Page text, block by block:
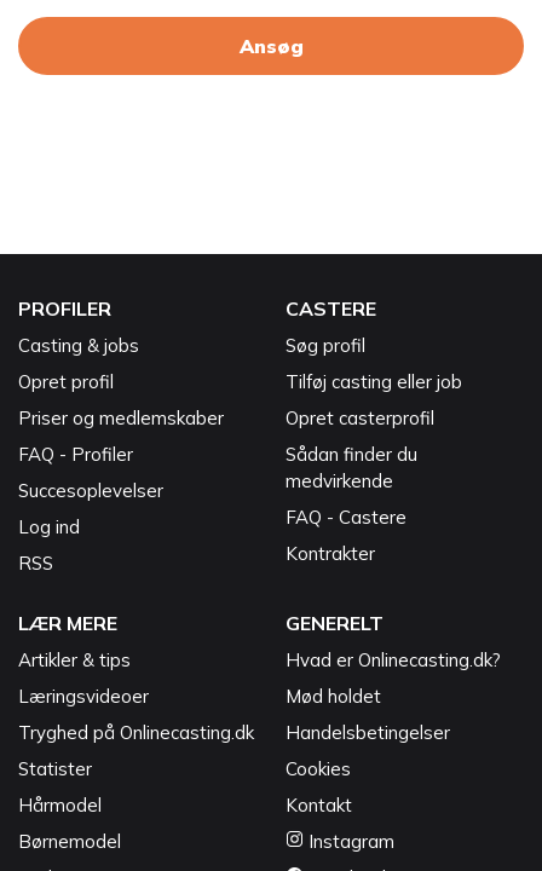
Ansøg
PROFILER
Casting & jobs
Opret profil
Priser og medlemskaber
FAQ - Profiler
Succesoplevelser
Log ind
RSS
CASTERE
Søg profil
Tilføj casting eller job
Opret casterprofil
Sådan finder du
medvirkende
FAQ - Castere
Kontrakter
LÆR MERE
Artikler & tips
Læringsvideoer
Tryghed på Onlinecasting.dk
Statister
Hårmodel
Børnemodel
GENERELT
Hvad er Onlinecasting.dk?
Mød holdet
Handelsbetingelser
Cookies
Kontakt
Instagram